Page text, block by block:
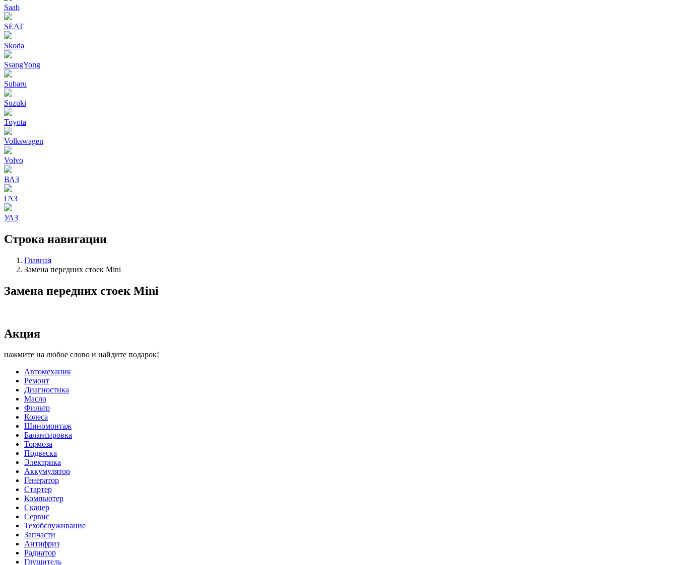
Saab
SEAT
Skoda
SsangYong
Subaru
Suzuki
Toyota
Volkswagen
Volvo
ВАЗ
ГАЗ
УАЗ
Строка навигации
Главная
Замена передних стоек Mini
Замена передних стоек Mini
Акция
нажмите на любое слово и найдите подарок!
Автомеханик
Ремонт
Диагностика
Масло
Фильтр
Колеса
Шиномонтаж
Балансировка
Тормоза
Подвеска
Электрика
Аккумулятор
Генератор
Стартер
Компьютер
Сканер
Сервис
Техобслуживание
Запчасти
Антифриз
Радиатор
Глушитель